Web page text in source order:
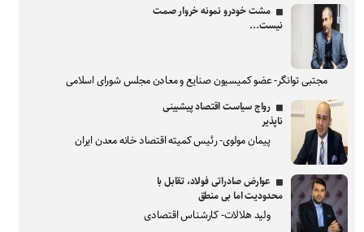
مشت خودرو نمونه خروار صمت
نیست...
مجتبی توانگر- عضو کمیسیون صنایع و معادن مجلس شورای اسلامی
رواج سیاست اقتصاد پیشبینی
ناپذیر
پیمان مولوی- رئیس کمیته اقتصاد خانه معدن ایران
عوارض صادراتی فولاد، تقابل با
محدودیت اما بی منطق
ولید هلالات- کارشناس اقتصادی